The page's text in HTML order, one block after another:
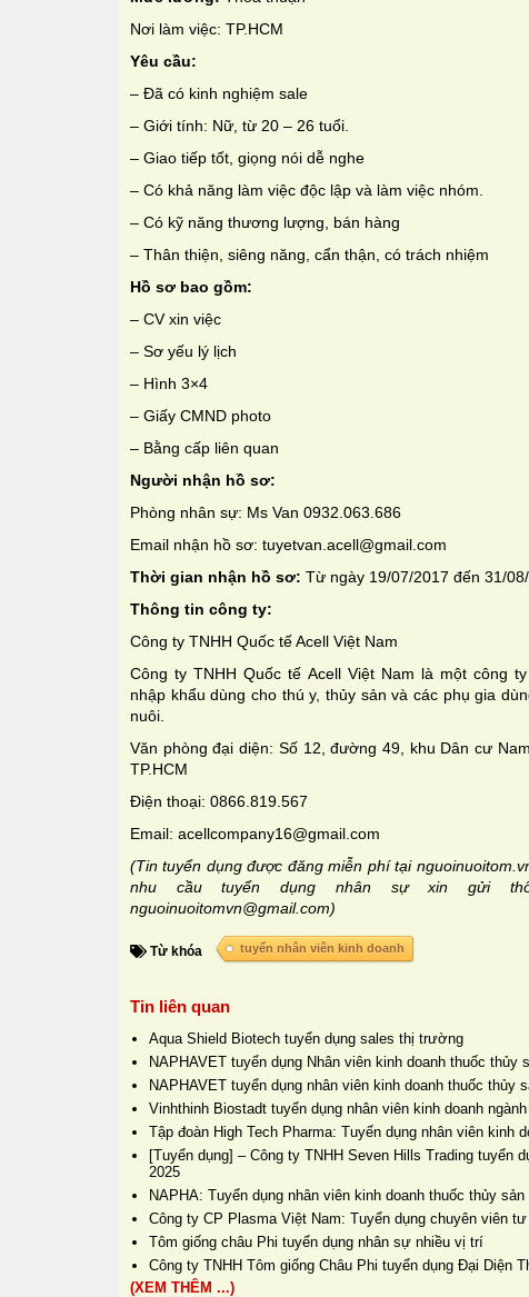
Nơi làm việc: TP.HCM
Yêu cầu:
– Đã có kinh nghiệm sale
– Giới tính: Nữ, từ 20 – 26 tuổi.
– Giao tiếp tốt, giọng nói dễ nghe
– Có khả năng làm việc độc lập và làm việc nhóm.
– Có kỹ năng thương lượng, bán hàng
– Thân thiện, siêng năng, cẩn thận, có trách nhiệm
Hồ sơ bao gồm:
– CV xin việc
– Sơ yếu lý lịch
– Hình 3×4
– Giấy CMND photo
– Bằng cấp liên quan
Người nhận hồ sơ:
Phòng nhân sự: Ms Van 0932.063.686
Email nhận hồ sơ: tuyetvan.acell@gmail.com
Thời gian nhận hồ sơ: Từ ngày 19/07/2017 đến 31/
Thông tin công ty:
Công ty TNHH Quốc tế Acell Việt Nam
Công ty TNHH Quốc tế Acell Việt Nam là một công
nhập khẩu dùng cho thú y, thủy sản và các phụ gia
nuôi.
Văn phòng đại diện: Số 12, đường 49, khu Dân cư
TP.HCM
Điện thoại: 0866.819.567
Email: acellcompany16@gmail.com
(Tin tuyển dụng được đăng miễn phí tại
nhu cầu tuyển dụng nhân sự xin gửi
nguoinuoitomvn@gmail.com)
Từ khóa tuyển nhân viên kinh doanh
Tin liên quan
Aqua Shield Biotech tuyển dụng sales thị trường
NAPHAVET tuyển dụng Nhân viên kinh doanh thuốc thủy
NAPHAVET tuyển dụng nhân viên kinh doanh thuốc thủy
Vinhthinh Biostadt tuyển dụng nhân viên kinh doanh
Tập đoàn High Tech Pharma: Tuyển dụng nhân viên kinh
[Tuyển dụng] – Công ty TNHH Seven Hills Trading tuyển
2025
NAPHA: Tuyển dụng nhân viên kinh doanh thuốc thủy sản
Công ty CP Plasma Việt Nam: Tuyển dụng chuyên viên
Tôm giống châu Phi tuyển dụng nhân sự nhiều vị trí
Công ty TNHH Tôm giống Châu Phi tuyển dụng Đại Diện
(XEM THÊM ...)